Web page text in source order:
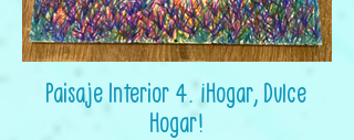
Paisaje Interior 4. ¡Hogar, Dulce
Hogar!